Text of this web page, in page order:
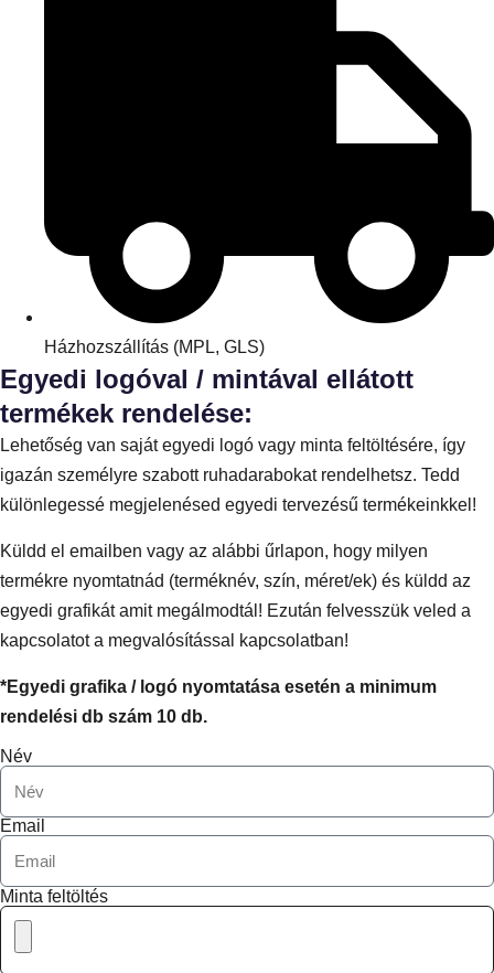
Házhozszállítás (MPL, GLS)
Egyedi logóval / mintával ellátott
termékek rendelése:
Lehetőség van saját egyedi logó vagy minta feltöltésére, így
igazán személyre szabott ruhadarabokat rendelhetsz. Tedd
különlegessé megjelenésed egyedi tervezésű termékeinkkel!
Küldd el emailben vagy az alábbi űrlapon, hogy milyen
termékre nyomtatnád (terméknév, szín, méret/ek) és küldd az
egyedi grafikát amit megálmodtál! Ezután felvesszük veled a
kapcsolatot a megvalósítással kapcsolatban!
*Egyedi grafika / logó nyomtatása esetén a minimum
rendelési db szám 10 db.
Név
Email
Minta feltöltés